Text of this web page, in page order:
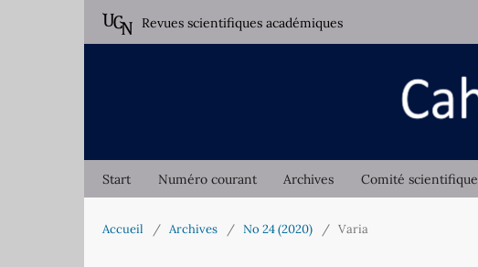
Start Numéro courant Archives Comité scientifique
Revues scientifiques académiques
Accueil / Archives / No 24 (2020) / Varia